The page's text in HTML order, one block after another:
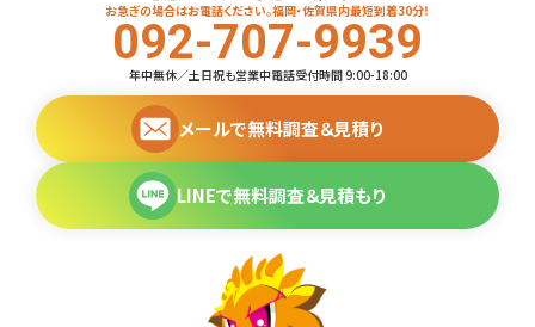
お急ぎの場合はお電話ください。福岡・佐賀県内最短到着30分！
092-707-9939
年中無休／土日祝も営業中電話受付時間 9:00-18:00
メールで無料調査＆見積り
LINEで無料調査＆見積もり